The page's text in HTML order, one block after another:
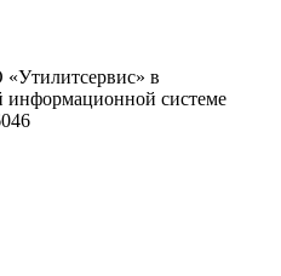
в
информационной системе